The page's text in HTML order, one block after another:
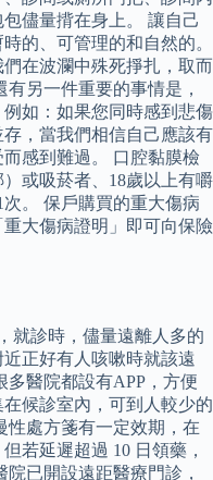
儘量揹在身上。 讓自己
的、可管理的和自然的。
在波瀾中殊死掙扎，取而
另一件重要的事情是，
如：如果您同時感到悲傷
，當我們相信自己應該有
感到難過。 口腔黏膜檢
或吸菸者、18歲以上有嚼
。 保戶購買的重大傷病
大傷病證明」即可向保險
就診時，儘量遠離人多的
正好有人咳嗽時就該遠
醫院都設有APP，方便
候診室內，可到人較少的
性處方箋有一定效期，在
若延遲超過 10 日領藥，
已開設遠距醫療門診，